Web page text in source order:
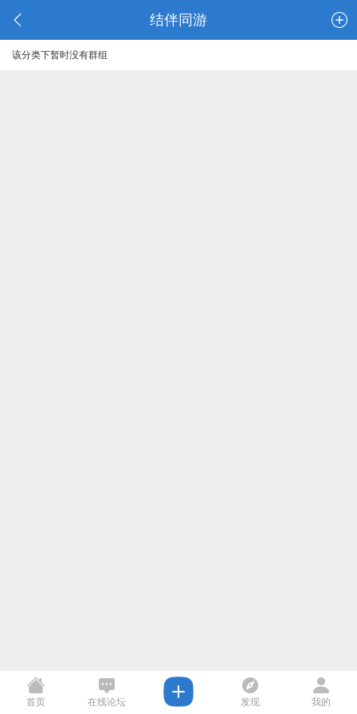
结伴同游
该分类下暂时没有群组
首页 在线论坛 发现 我的